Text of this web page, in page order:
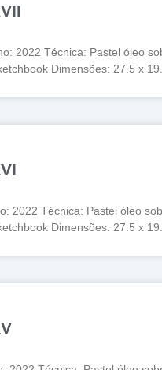
2022 Técnica: Pastel óleo
Dimensões: 27.5 x
2022 Técnica: Pastel óleo
Dimensões: 27.5 x